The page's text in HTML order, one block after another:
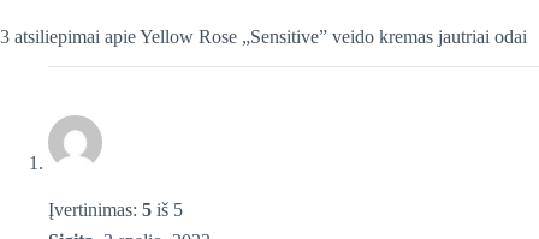
3 atsiliepimai apieYellow Rose „Sensitive” veido kremas jautriai odai
Įvertinimas: 5 iš 5